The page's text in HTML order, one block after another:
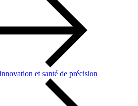
et santé de précision